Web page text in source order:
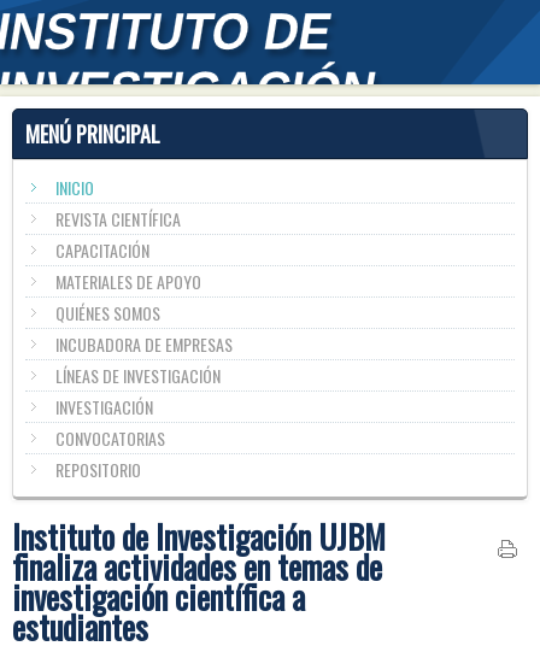
MENÚ PRINCIPAL
INICIO
REVISTA CIENTÍFICA
CAPACITACIÓN
MATERIALES DE APOYO
QUIÉNES SOMOS
INCUBADORA DE EMPRESAS
LÍNEAS DE INVESTIGACIÓN
INVESTIGACIÓN
CONVOCATORIAS
REPOSITORIO
Instituto de Investigación UJBM
finaliza actividades en temas de
investigación científica a
estudiantes